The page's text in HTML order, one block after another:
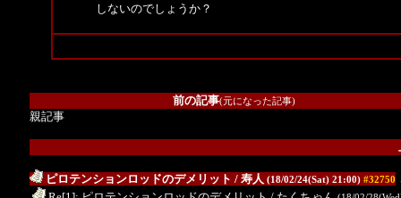
しないのでしょうか？
前の記事(元になった記事)
親記事
ピロテンションロッドのデメリット / 寿人 (18/02/24(Sat) 21:00) #32750